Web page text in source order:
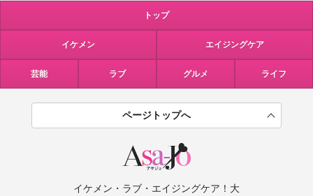
トップ
イケメン エイジングケア
芸能 ラブ グルメ ライフ
ページトップへ
イケメン・ラブ・エイジングケア！大